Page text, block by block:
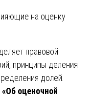
на оценку
правовой
принципы деления
долей.
оценочной